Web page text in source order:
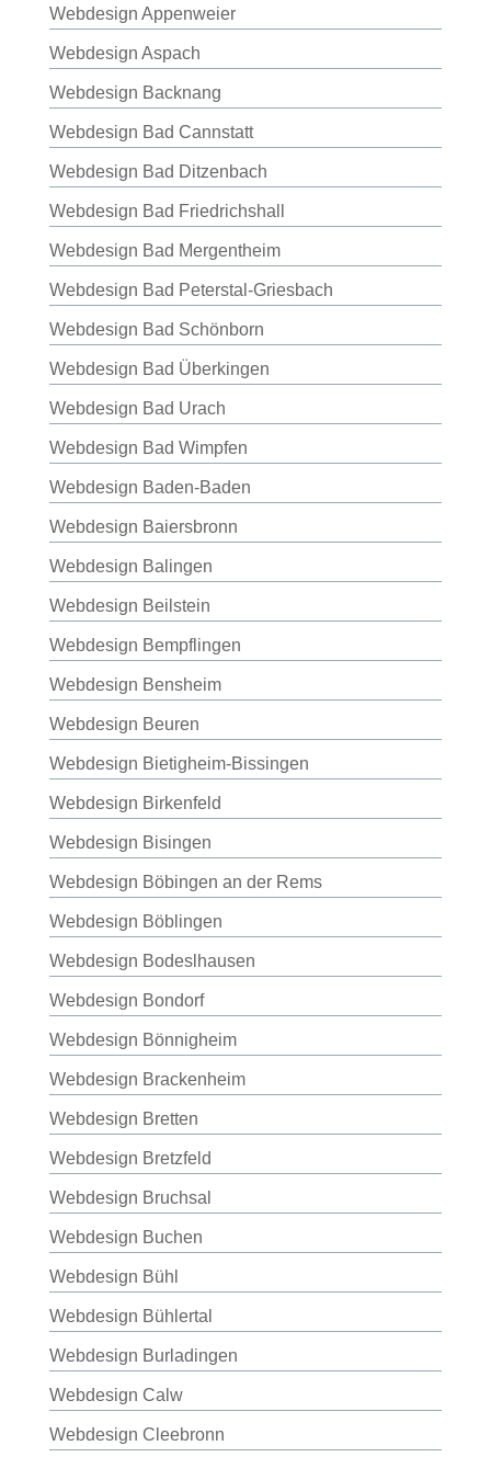
Webdesign Appenweier
Webdesign Aspach
Webdesign Backnang
Webdesign Bad Cannstatt
Webdesign Bad Ditzenbach
Webdesign Bad Friedrichshall
Webdesign Bad Mergentheim
Webdesign Bad Peterstal-Griesbach
Webdesign Bad Schönborn
Webdesign Bad Überkingen
Webdesign Bad Urach
Webdesign Bad Wimpfen
Webdesign Baden-Baden
Webdesign Baiersbronn
Webdesign Balingen
Webdesign Beilstein
Webdesign Bempflingen
Webdesign Bensheim
Webdesign Beuren
Webdesign Bietigheim-Bissingen
Webdesign Birkenfeld
Webdesign Bisingen
Webdesign Böbingen an der Rems
Webdesign Böblingen
Webdesign Bodeslhausen
Webdesign Bondorf
Webdesign Bönnigheim
Webdesign Brackenheim
Webdesign Bretten
Webdesign Bretzfeld
Webdesign Bruchsal
Webdesign Buchen
Webdesign Bühl
Webdesign Bühlertal
Webdesign Burladingen
Webdesign Calw
Webdesign Cleebronn